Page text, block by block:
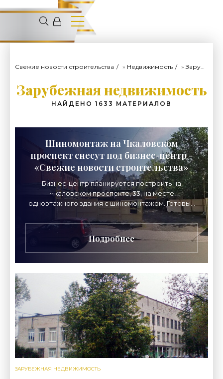
Свежие новости строительства » Недвижимость »Зарубежная недвижимость
Зарубежная недвижимость
НАЙДЕНО 1633 МАТЕРИАЛОВ
Шиномонтаж на Чкаловском
проспект снесут под бизнес-центр -
«Свежие новости строительства»
Бизнес-центр планируется построить на
Чкаловском проспекте, 33, на месте
одноэтажного здания с шиномонтажом. Готовый
проект продает землевладелец. Участок
находится между гимназией № 56 и
Подробнее
ЗАРУБЕЖНАЯ НЕДВИЖИМОСТЬ